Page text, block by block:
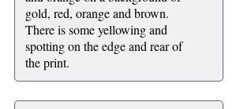
gold, red, orange and brown.
There is some yellowing and
spotting on the edge and rear of
the print.